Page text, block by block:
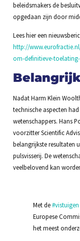
beleidsmakers de
opgedaan zijn door
Lees hier een
http://
om-definitieve-
Nadat Harm Klein
technische aspecten
wetenschappers. Hans
voorzitter Scientific
belangrijkste resultaten
pulsvisserij. De
veelbelovend kan
Met de#vistuigen
Europese
het meest